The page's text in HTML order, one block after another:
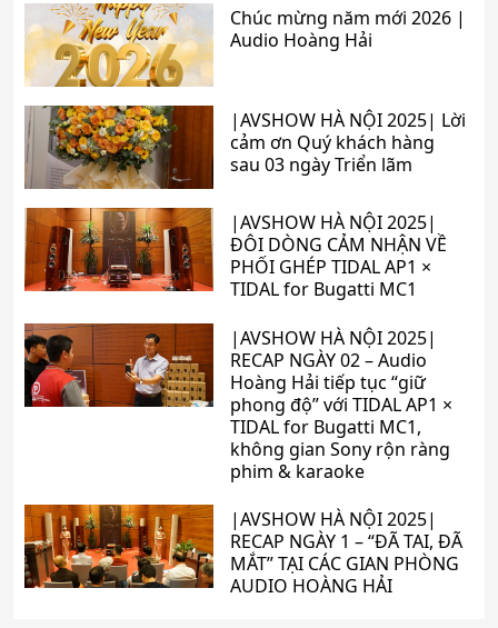
Chúc mừng năm mới 2026 |
Audio Hoàng Hải
|AVSHOW HÀ NỘI 2025| Lời
cảm ơn Quý khách hàng
sau 03 ngày Triển lãm
|AVSHOW HÀ NỘI 2025|
ĐÔI DÒNG CẢM NHẬN VỀ
PHỐI GHÉP TIDAL AP1 ×
TIDAL for Bugatti MC1
|AVSHOW HÀ NỘI 2025|
RECAP NGÀY 02 – Audio
Hoàng Hải tiếp tục “giữ
phong độ” với TIDAL AP1 ×
TIDAL for Bugatti MC1,
không gian Sony rộn ràng
phim & karaoke
|AVSHOW HÀ NỘI 2025|
RECAP NGÀY 1 – “ĐÃ TAI, ĐÃ
MẮT” TẠI CÁC GIAN PHÒNG
AUDIO HOÀNG HẢI